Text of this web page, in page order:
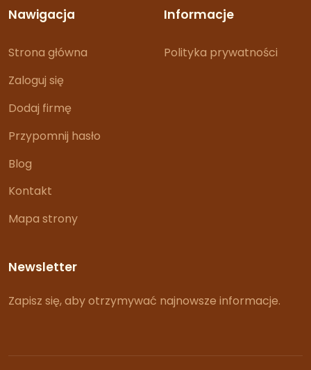
Nawigacja
Strona główna
Zaloguj się
Dodaj firmę
Przypomnij hasło
Blog
Kontakt
Mapa strony
Informacje
Polityka prywatności
Newsletter
Zapisz się, aby otrzymywać najnowsze informacje.